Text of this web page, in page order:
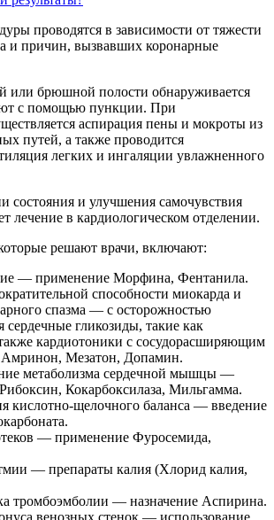
проводятся в зависимости от тяжести
и причин, вызвавших коронарные
или брюшной полости обнаруживается
с помощью пункции. При
аспирация пены и мокроты из
путей, а также проводится
легких и ингаляции увлажненного
состояния и улучшения самочувствия
лечение в кардиологическом отделении.
решают врачи, включают:
— применение Морфина, Фентанила.
способности миокарда и
спазма — с осторожностью
сердечные гликозиды, такие как
кардиотоники с сосудорасширяющим
Мезатон, Допамин.
метаболизма сердечной мышцы —
Кокарбоксилаза, Мильгамма.
кислотно-щелочного баланса — введение
— применение Фуросемида,
— препараты калия (Хлорид калия,
тромбоэмболии — назначение Аспирина.